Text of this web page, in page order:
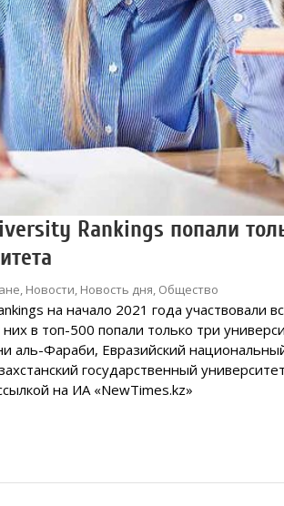
Rankings попали
, Новости, Новость дня, Общество
на начало 2021 года участвовали
в топ-500 попали только три
аль-Фараби, Евразийский
государственный
на ИА «NewTimes.kz»